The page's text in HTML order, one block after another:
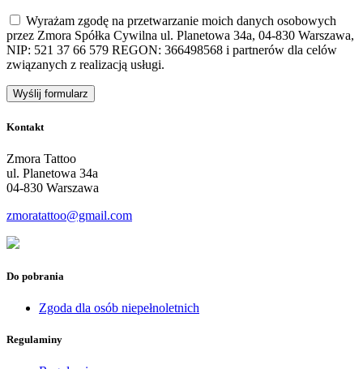
Wyrażam zgodę na przetwarzanie moich danych osobowych
przez Zmora Spółka Cywilna ul. Planetowa 34a, 04-830 Warszawa,
NIP: 521 37 66 579 REGON: 366498568 i partnerów dla celów
związanych z realizacją usługi.
Kontakt
Zmora Tattoo
ul. Planetowa 34a
04-830 Warszawa
zmoratattoo@gmail.com
Do pobrania
Zgoda dla osób niepełnoletnich
Regulaminy